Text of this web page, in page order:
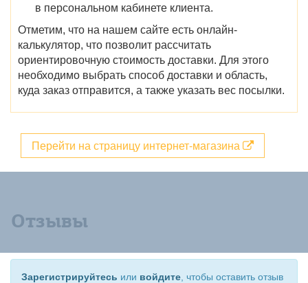
в персональном кабинете клиента.
Отметим, что на нашем сайте есть онлайн-
калькулятор, что позволит рассчитать
ориентировочную стоимость доставки. Для этого
необходимо выбрать способ доставки и область,
куда заказ отправится, а также указать вес посылки.
Перейти на страницу интернет-магазина
Отзывы
Зарегистрируйтесь или войдите , чтобы оставить отзыв